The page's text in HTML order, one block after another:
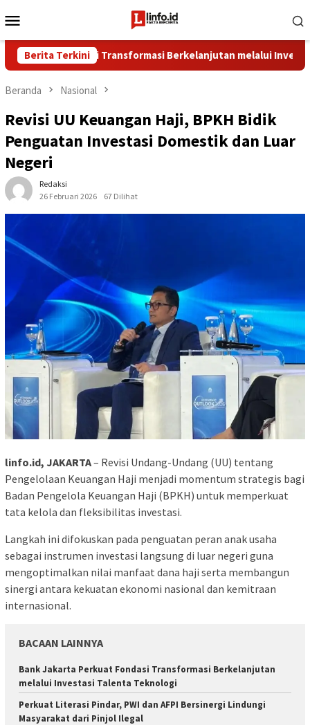
ke
Mobile
Berita Terkini
Fondasi Transformasi Berkelanjutan melalui Investasi
Beranda Nasional
Revisi UU Keuangan Haji, BPKH Bidik
Penguatan Investasi Domestik dan Luar
Negeri
Redaksi
26 Februari 2026
67 Dilihat
linfo.id, JAKARTA– Revisi Undang-Undang (UU) tentang
Pengelolaan Keuangan Haji menjadi momentum strategis bagi
Badan Pengelola Keuangan Haji (BPKH) untuk memperkuat
tata kelola dan fleksibilitas investasi.
Langkah ini difokuskan pada penguatan peran anak usaha
sebagai instrumen investasi langsung di luar negeri guna
mengoptimalkan nilai manfaat dana haji serta membangun
sinergi antara kekuatan ekonomi nasional dan kemitraan
internasional.
BACAAN LAINNYA
Bank Jakarta Perkuat Fondasi Transformasi Berkelanjutan
melalui Investasi Talenta Teknologi
Perkuat Literasi Pindar, PWI dan AFPI Bersinergi Lindungi
Masyarakat dari Pinjol Ilegal